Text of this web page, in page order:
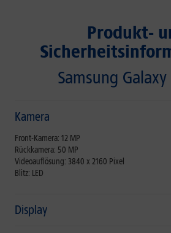
Produkt-
Samsung Galaxy
Kamera
Front-Kamera: 12 MP
Rückkamera: 50 MP
Videoauflösung: 3840 x 2160 Pixel
Blitz: LED
Display